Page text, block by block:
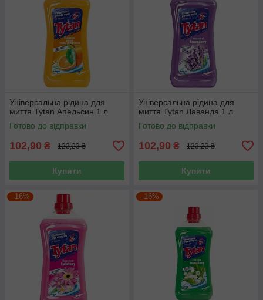
Універсальна рідина для
миття Tytan Апельсин 1 л
Готово до відправки
102,90 ₴ 123,23 ₴
Купити
Універсальна рідина для
миття Tytan Лаванда 1 л
Готово до відправки
102,90 ₴ 123,23 ₴
Купити
–16% –16%